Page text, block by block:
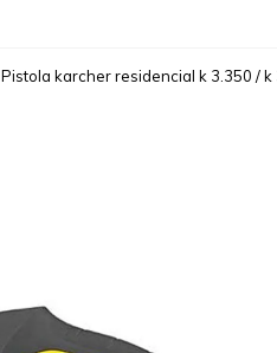
Pistola karcher residencial k 3.350 / k